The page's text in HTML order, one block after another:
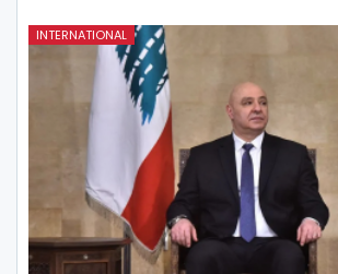
INTERNATIONAL